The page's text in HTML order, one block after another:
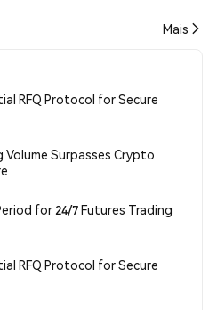
Mais
RFQ Protocol for Secure
Volume Surpasses Crypto
for 24/7 Futures Trading
RFQ Protocol for Secure